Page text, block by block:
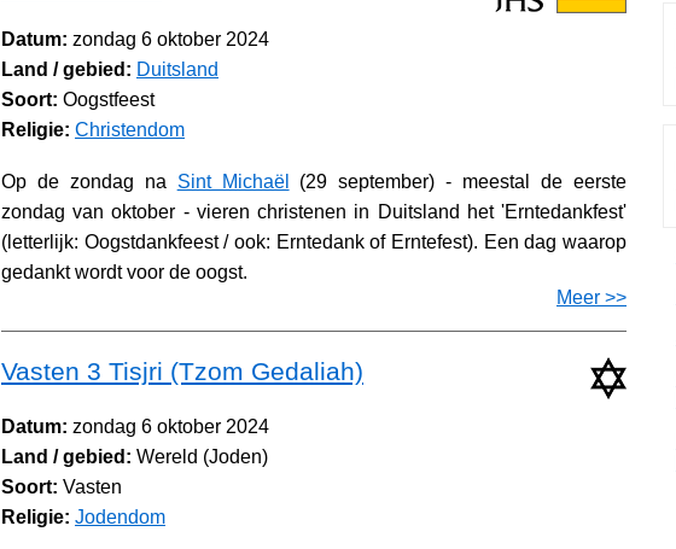
Datum: zondag 6 oktober 2024
Land / gebied: Duitsland
Soort: Oogstfeest
Religie: Christendom
Op de zondag na Sint Michaël
(29 september) - meestal de eerste
zondag van oktober - vieren christenen in Duitsland het 'Erntedankfest'
(letterlijk: Oogstdankfeest / ook: Erntedank of Erntefest). Een dag waarop
gedankt wordt voor de oogst.
Meer >>
Vasten 3 Tisjri (Tzom Gedaliah)
Datum: zondag 6 oktober 2024
Land / gebied: Wereld (Joden)
Soort: Vasten
Religie: Jodendom